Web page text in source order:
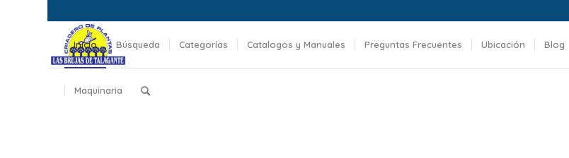
Inicio Búsqueda Categorías Catalogos y Manuales Preguntas Frecuentes Ubicación Blog
Maquinaria